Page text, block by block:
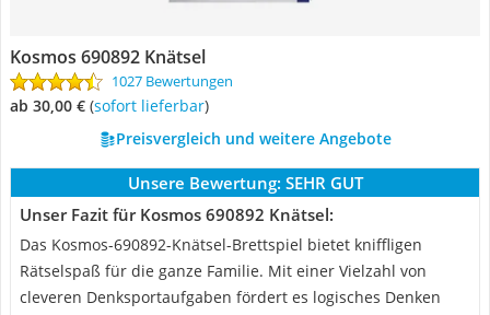
Kosmos 690892 Knätsel
1027 Bewertungen
ab 30,00 € ( Sofort lieferbar)
Preisvergleich und weitere Angebote
Unsere Bewertung: SEHR GUT
Unser Fazit für Kosmos 690892 Knätsel:
Das Kosmos-690892-Knätsel-Brettspiel bietet kniffligen
Rätselspaß für die ganze Familie. Mit einer Vielzahl von
cleveren Denksportaufgaben fördert es logisches Denken